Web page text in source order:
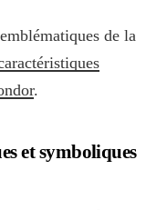
de la
.
et symboliques